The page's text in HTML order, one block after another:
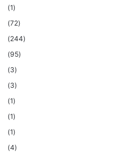
(1)
(72)
(244)
(95)
(3)
(3)
(1)
(1)
(1)
(4)